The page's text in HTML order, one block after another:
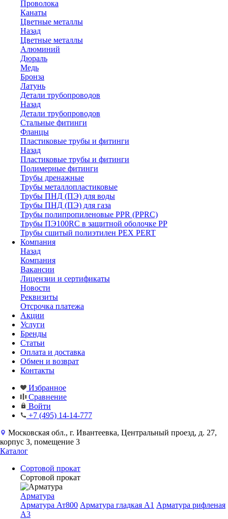
Проволока
Канаты
Цветные металлы
Назад
Цветные металлы
Алюминий
Дюраль
Медь
Бронза
Латунь
Детали трубопроводов
Назад
Детали трубопроводов
Стальные фитинги
Фланцы
Пластиковые трубы и фитинги
Назад
Пластиковые трубы и фитинги
Полимерные фитинги
Трубы дренажные
Трубы металлопластиковые
Трубы ПНД (ПЭ) для воды
Трубы ПНД (ПЭ) для газа
Трубы полипропиленовые PPR (PPRC)
Трубы ПЭ100RC в защитной оболочке PP
Трубы сшитый полиэтилен PEX PERT
Компания
Назад
Компания
Вакансии
Лицензии и сертификаты
Новости
Реквизиты
Отсрочка платежа
Акции
Услуги
Бренды
Статьи
Оплата и доставка
Обмен и возврат
Контакты
Избранное
Сравнение
Войти
+7 (495) 14-14-777
Московская обл., г. Ивантеевка, Центральный проезд, д. 27,
корпус 3, помещение 3
Каталог
Сортовой прокат
Сортовой прокат
Арматура
Арматура Ат800 Арматура гладкая A1 Арматура рифленая
A3